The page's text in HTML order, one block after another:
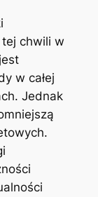
chwili w
w całej
Jednak